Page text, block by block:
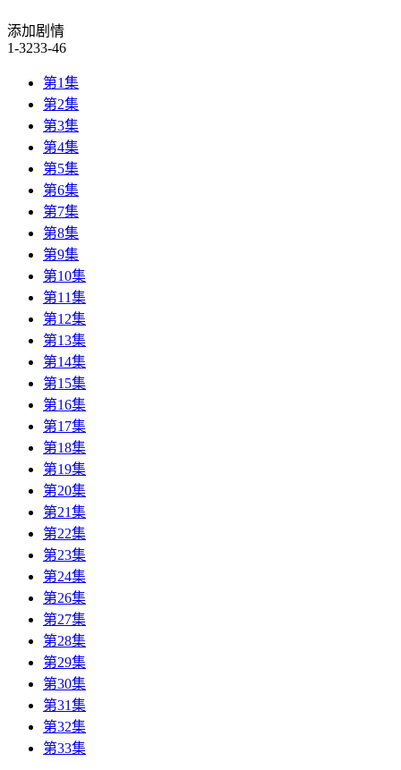
添加剧情
1-3233-46
第1集
第2集
第3集
第4集
第5集
第6集
第7集
第8集
第9集
第10集
第11集
第12集
第13集
第14集
第15集
第16集
第17集
第18集
第19集
第20集
第21集
第22集
第23集
第24集
第26集
第27集
第28集
第29集
第30集
第31集
第32集
第33集